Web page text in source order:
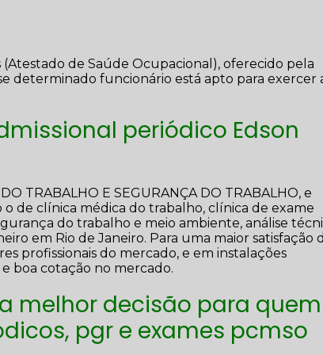
(Atestado de Saúde Ocupacional), oferecido pela
determinado funcionário está apto para exercer
periódico Edson
TRABALHO E SEGURANÇA DO TRABALHO, e
de clínica médica do trabalho, clínica de exame
do trabalho e meio ambiente, análise
em Rio de Janeiro. Para uma maior satisfação
profissionais do mercado, e em instalações
boa cotação no mercado.
melhor decisão para quem
pgr e exames pcmso